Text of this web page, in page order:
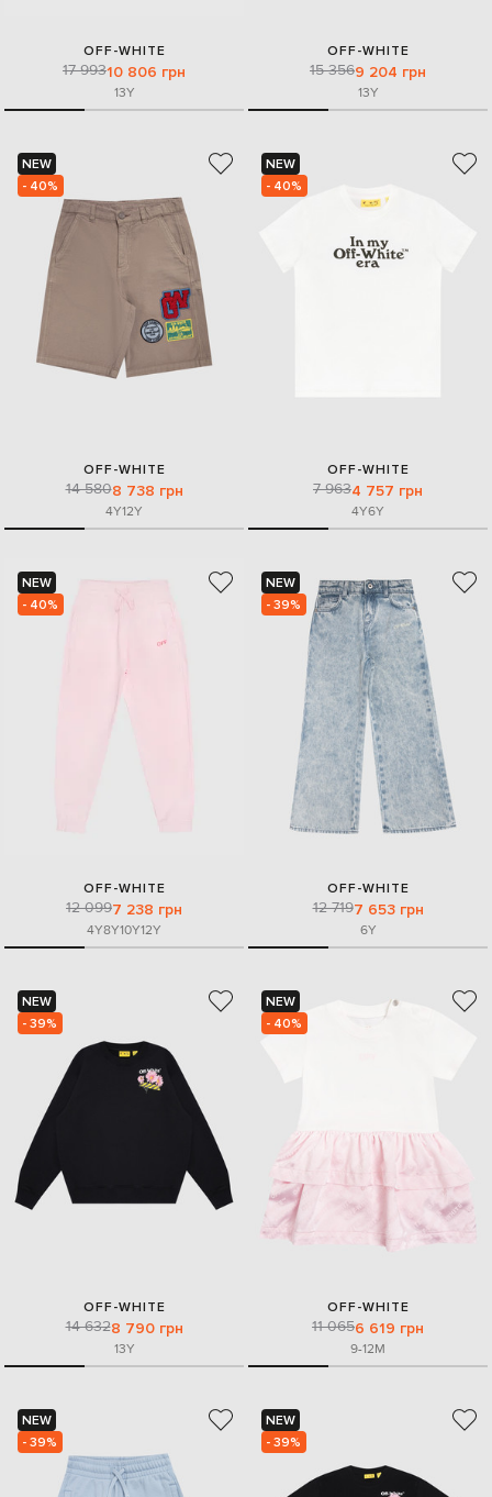
OFF-WHITE
17 99310 806 грн
13Y
OFF-WHITE
15 3569 204 грн
13Y
NEW
- 40%
OFF-WHITE
14 5808 738 грн
4Y12Y
NEW
- 40%
OFF-WHITE
7 9634 757 грн
4Y6Y
NEW
- 40%
OFF-WHITE
12 0997 238 грн
4Y8Y10Y12Y
NEW
- 39%
OFF-WHITE
12 7197 653 грн
6Y
NEW
- 39%
OFF-WHITE
14 6328 790 грн
13Y
NEW
- 40%
OFF-WHITE
11 0656 619 грн
9-12M
NEW
- 39%
NEW
- 39%